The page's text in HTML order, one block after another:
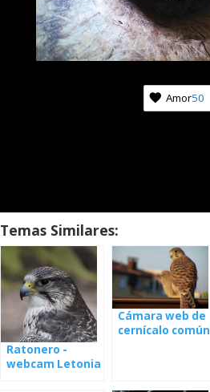
Amor50
Temas Similares:
Ratonero -
webcam Letonia
Cámara web de
cernícalo común